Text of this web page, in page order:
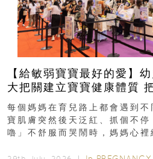
【給敏弱寶寶最好的愛】
大把關建立寶寶健康體質
每個媽媽在育兒路上都會遇到
寶肌膚突然後天泛紅、抓個不
嚕」不舒服而哭鬧時，媽媽心